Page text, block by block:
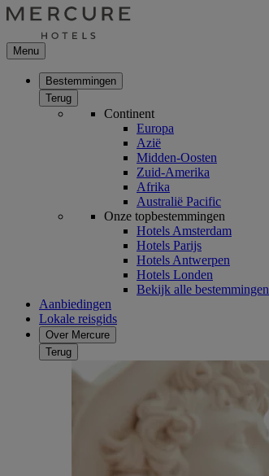
Menu
Bestemmingen
Terug
Continent
Europa
Azië
Midden-Oosten
Zuid-Amerika
Afrika
Australië Pacific
Onze topbestemmingen
Hotels Amsterdam
Hotels Parijs
Hotels Antwerpen
Hotels Londen
Bekijk alle bestemmingen
Aanbiedingen
Lokale reisgids
Over Mercure
Terug